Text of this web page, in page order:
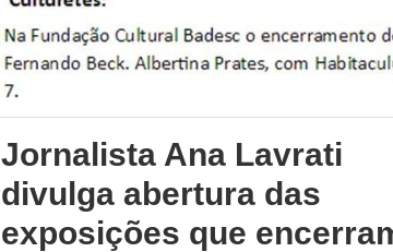
Jornalista Ana Lavrati
divulga abertura das
exposições que